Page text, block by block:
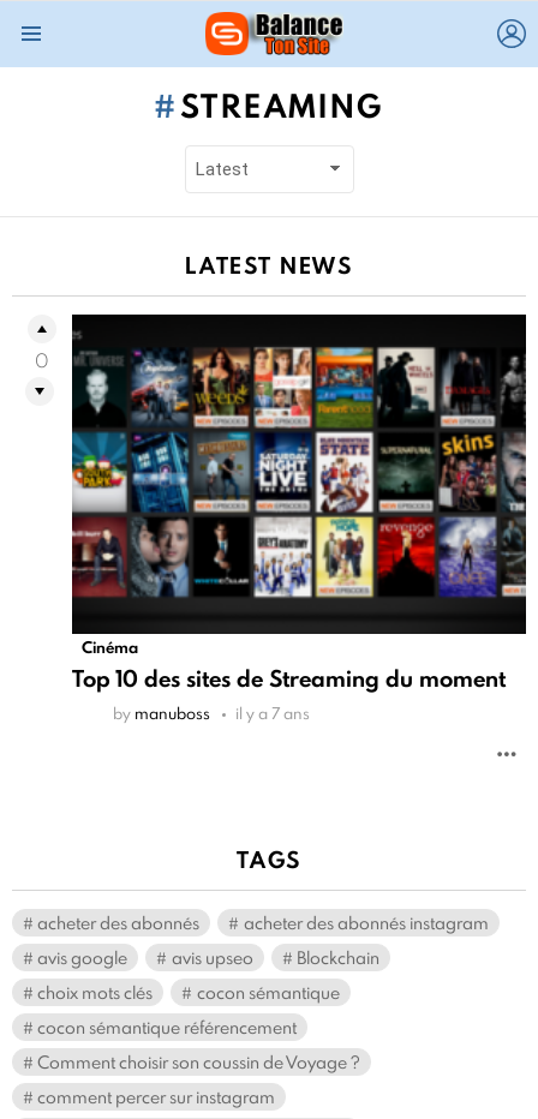
STREAMING
LATEST NEWS
Cinéma
Top 10 des sites de Streaming du moment
by manuboss il y a 7 ans
0
TAGS
acheter des abonnés
acheter des abonnés instagram
avis google
avis upseo
Blockchain
choix mots clés
cocon sémantique
cocon sémantique référencement
Comment choisir son coussin de Voyage ?
comment percer sur instagram